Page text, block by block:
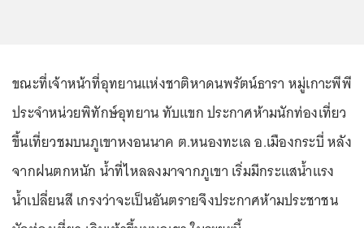
ขณะที่เจ้าหน้าที่อุทยานแห่งชาติหาดนพรัตน์ธารา หมู่เกาะพีพี
ประจำหน่วยพิทักษ์อุทยาน ทับแขก ประกาศห้ามนักท่องเที่ยว
ขึ้นเที่ยวชมบนภูเขาหงอนนาค ต.หนองทะเล อ.เมืองกระบี่ หลัง
จากฝนตกหนัก น้ำที่ไหลลงมาจากภูเขา เริ่มมีกระแสน้ำแรง
น้ำเปลี่ยนสี เกรงว่าจะเป็นอันตรายจึงประกาศห้ามประชาชน